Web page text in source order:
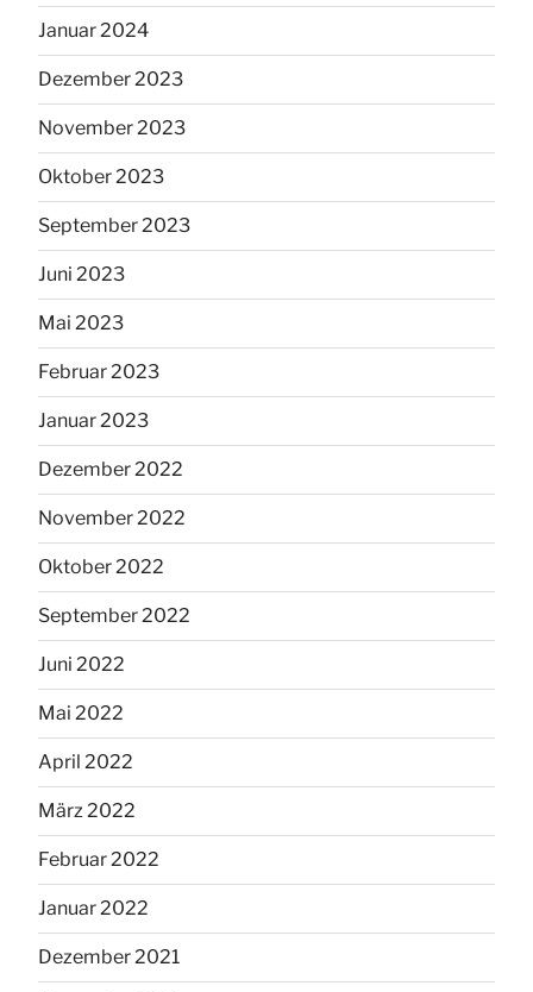
Januar 2024
Dezember 2023
November 2023
Oktober 2023
September 2023
Juni 2023
Mai 2023
Februar 2023
Januar 2023
Dezember 2022
November 2022
Oktober 2022
September 2022
Juni 2022
Mai 2022
April 2022
März 2022
Februar 2022
Januar 2022
Dezember 2021